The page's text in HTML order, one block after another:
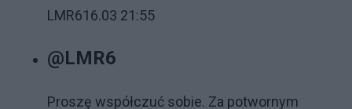
LMR616.03 21:55
@LMR6
Proszę współczuć sobie. Za potwornym